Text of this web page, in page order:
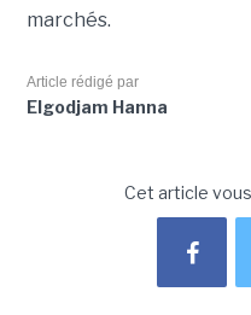
marchés.
Article rédigé par
Elgodjam Hanna
Cet article